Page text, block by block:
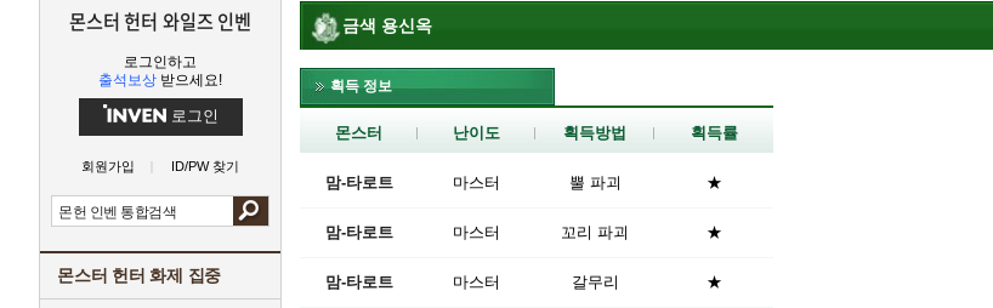
몬스터 헌터 와일즈 인벤
로그인하고
출석보상 받으세요!
로그인
회원가입 ID/PW 찾기
몬스터 헌터 화제 집중
금색 용신옥
획득 정보
몬스터 난이도 획득방법 획득률
맘-타로트 마스터 뿔 파괴 ★
맘-타로트 마스터 꼬리 파괴 ★
맘-타로트 마스터 갈무리 ★